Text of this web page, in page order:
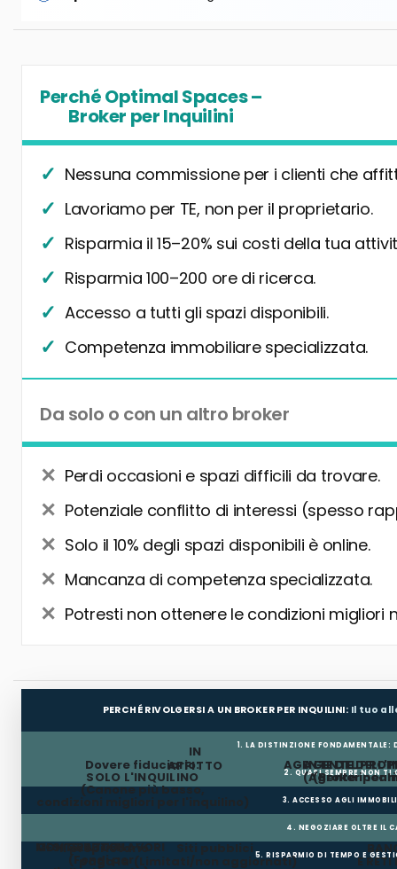
Perché Optimal Spaces –
Broker per Inquilini
Nessuna commissione per i clienti che
Lavoriamo per TE, non per il proprietario.
Risparmia il 15–20% sui costi della tua
Risparmia 100–200 ore di ricerca.
Accesso a tutti gli spazi disponibili.
Competenza immobiliare specializzata.
Da solo o con un altro broker
Perdi occasioni e spazi difficili da trovare.
Potenziale conflitto di interessi (spesso
Solo il 10% degli spazi disponibili è online.
Mancanza di competenza specializzata.
Potresti non ottenere le condizioni migliori
PERCHÉ RIVOLGERSI A UN BROKER PER INQUILINI: Il tuo
1. LA DISTINZIONE FONDAMENTALE:
AGENTE DEL
(Agente
IN
AFFITTO
AGENTE
(Broker per
Dovere fiduciario:
SOLO L'INQUILINO
(Canone più basso,
condizioni migliori per l'inquilino)
2. QUASI SEMPRE NON TI
3. ACCESSO AGLI
4. NEGOZIARE OLTRE IL
Il proprietario
paga la
Siti pubblici
(Limitati/non aggiornati) E RETI
MESI GRATUITI
CONTRIBUTO LAVORI
(Fondi per 5. RISPARMIO DI TEMPO E